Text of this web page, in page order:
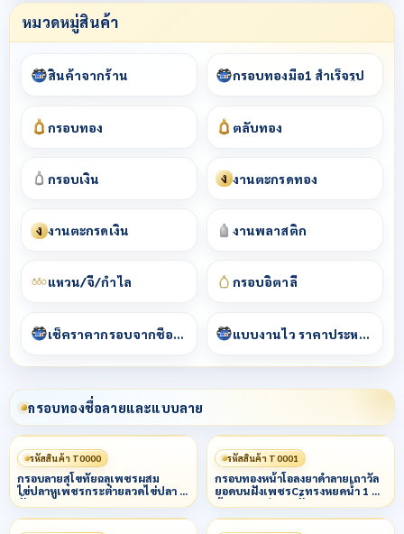
หมวดหมู่สินค้า
สินค้าจากร้าน กรอบทองมือ1 สำเร็จรูป
กรอบทอง ตลับทอง
กรอบเงิน ง งานตะกรุดทอง
ง งานตะกรุดเงิน งานพลาสติก
แหวน/จี้/กำไล กรอบอิตาลี
เช็คราคากรอบจากชื่อพระ แบบงานไว ราคาประหยัด
กรอบทองชื่อลายและแบบลาย
รหัสสินค้า T0000
กรอบลายสุโขทัยฉลุเพชรผสม
ไข่ปลาหูเพชรกระต่ายลวดไข่ปลา 3
ชั้น
รหัสสินค้า T0001
กรอบทองหน้าโอลงยาดำลายเถาวัล
ยอดบนฝังเพชรCzทรงหยดน้ำ 1 ม็ด
ข้างลวดเกลียว 3 ชั้น